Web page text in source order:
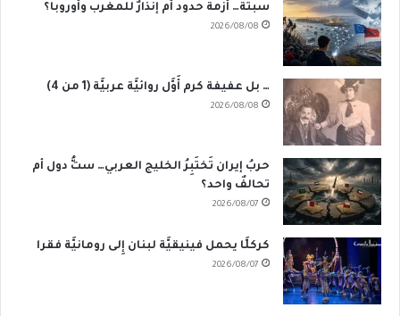
سبتة… أزمة حدود أم إنذارٌ للمغرب وأوروبا؟
2026/08/08
… بل عفيفة كرم أَوَّل روائيَّة عربيَّة (1 من 4)
2026/08/08
حربُ إيران تَختَبِرُ الخليج العربي… ستُّ دول أم
تحالفٌ واحد؟
2026/08/07
كركلَّا يحمل فينيقيَّة لبنان إِلى رومانيَّة فقرا
2026/08/07